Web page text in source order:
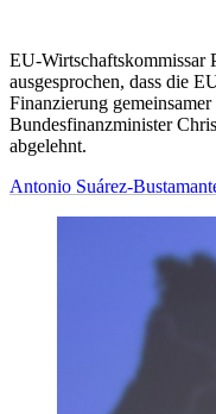
EU-Wirtschaftskommissar
ausgesprochen, dass die
Finanzierung
Bundesfinanzminister
abgelehnt.
Antonio Suárez-